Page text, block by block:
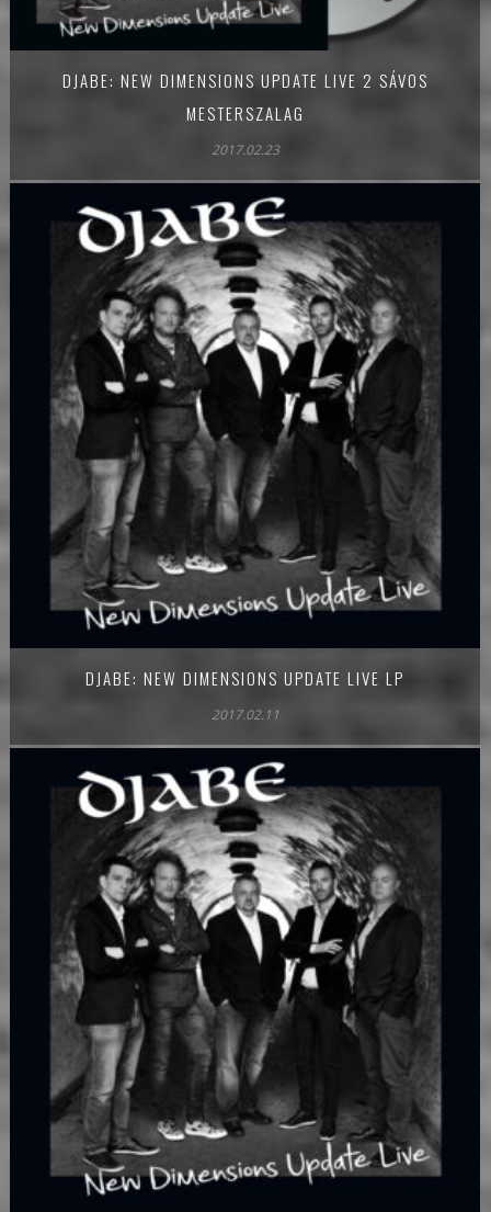
DJABE: NEW DIMENSIONS UPDATE LIVE 2 SÁVOS
MESTERSZALAG
2017.02.23
DJABE: NEW DIMENSIONS UPDATE LIVE LP
2017.02.11